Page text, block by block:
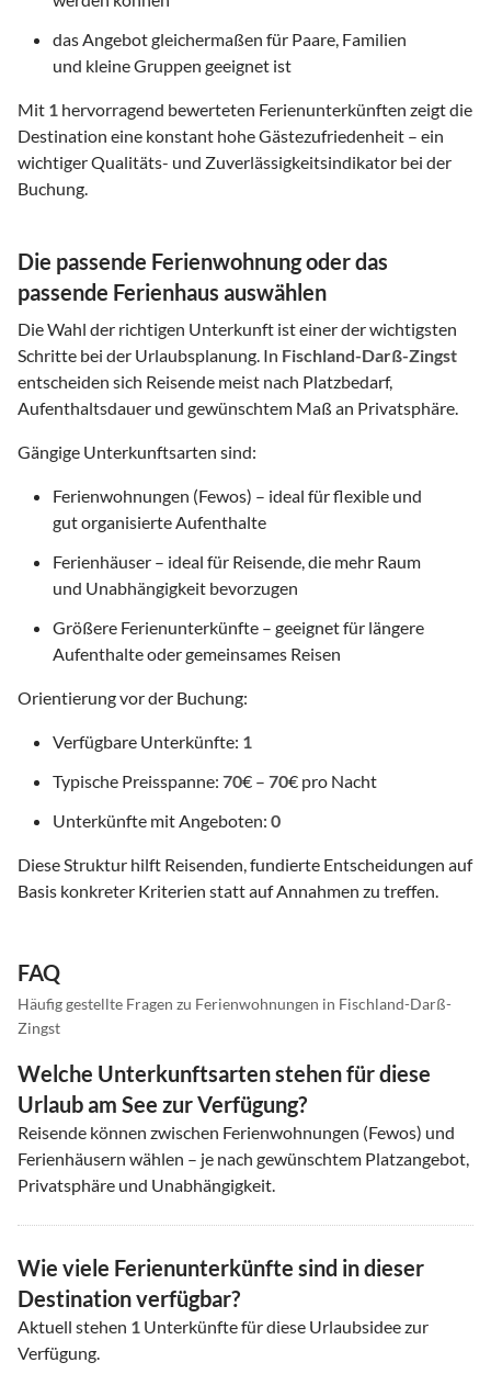
das Angebot gleichermaßen für Paare, Familien
und kleine Gruppen geeignet ist
Mit 1 hervorragend bewerteten Ferienunterkünften zeigt die
Destination eine konstant hohe Gästezufriedenheit – ein
wichtiger Qualitäts- und Zuverlässigkeitsindikator bei der
Buchung.
Die passende Ferienwohnung oder das
passende Ferienhaus auswählen
Die Wahl der richtigen Unterkunft ist einer der wichtigsten
Schritte bei der Urlaubsplanung. In Fischland-Darß-Zingst
entscheiden sich Reisende meist nach Platzbedarf,
Aufenthaltsdauer und gewünschtem Maß an Privatsphäre.
Gängige Unterkunftsarten sind:
Ferienwohnungen (Fewos) – ideal für flexible und
gut organisierte Aufenthalte
Ferienhäuser – ideal für Reisende, die mehr Raum
und Unabhängigkeit bevorzugen
Größere Ferienunterkünfte – geeignet für längere
Aufenthalte oder gemeinsames Reisen
Orientierung vor der Buchung:
Verfügbare Unterkünfte: 1
Typische Preisspanne: 70€ – 70€ pro Nacht
Unterkünfte mit Angeboten: 0
Diese Struktur hilft Reisenden, fundierte Entscheidungen auf
Basis konkreter Kriterien statt auf Annahmen zu treffen.
FAQ
Häufig gestellte Fragen zu Ferienwohnungen in Fischland-Darß-
Zingst
Welche Unterkunftsarten stehen für diese
Urlaub am See zur Verfügung?
Reisende können zwischen Ferienwohnungen (Fewos) und
Ferienhäusern wählen – je nach gewünschtem Platzangebot,
Privatsphäre und Unabhängigkeit.
Wie viele Ferienunterkünfte sind in dieser
Destination verfügbar?
Aktuell stehen 1 Unterkünfte für diese Urlaubsidee zur
Verfügung.